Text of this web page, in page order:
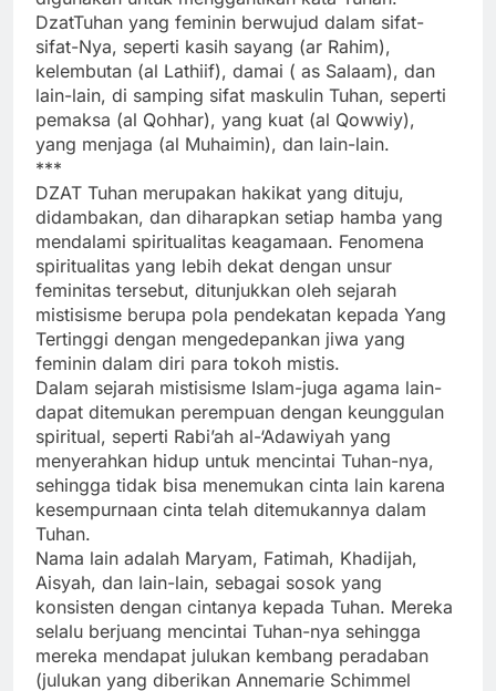
DzatTuhan yang feminin berwujud dalam sifat-
sifat-Nya, seperti kasih sayang (ar Rahim),
kelembutan (al Lathiif), damai ( as Salaam), dan
lain-lain, di samping sifat maskulin Tuhan, seperti
pemaksa (al Qohhar), yang kuat (al Qowwiy),
yang menjaga (al Muhaimin), dan lain-lain.
***
DZAT Tuhan merupakan hakikat yang dituju,
didambakan, dan diharapkan setiap hamba yang
mendalami spiritualitas keagamaan. Fenomena
spiritualitas yang lebih dekat dengan unsur
feminitas tersebut, ditunjukkan oleh sejarah
mistisisme berupa pola pendekatan kepada Yang
Tertinggi dengan mengedepankan jiwa yang
feminin dalam diri para tokoh mistis.
Dalam sejarah mistisisme Islam-juga agama lain-
dapat ditemukan perempuan dengan keunggulan
spiritual, seperti Rabi’ah al-‘Adawiyah yang
menyerahkan hidup untuk mencintai Tuhan-nya,
sehingga tidak bisa menemukan cinta lain karena
kesempurnaan cinta telah ditemukannya dalam
Tuhan.
Nama lain adalah Maryam, Fatimah, Khadijah,
Aisyah, dan lain-lain, sebagai sosok yang
konsisten dengan cintanya kepada Tuhan. Mereka
selalu berjuang mencintai Tuhan-nya sehingga
mereka mendapat julukan kembang peradaban
(julukan yang diberikan Annemarie Schimmel